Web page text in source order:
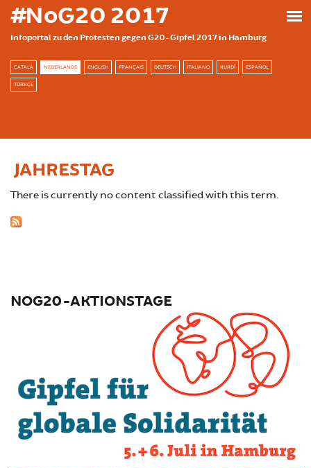
Skip to main content
#NoG20 2017
Infoportal zu den Protesten gegen G20-Gipfel 2017 in Hamburg
CATALÀ NEDERLANDS ENGLISH FRANÇAIS DEUTSCH ITALIANO KURDÎ ESPAÑOL
TÜRKÇE
JAHRESTAG
There is currently no content classified with this term.
NOG20-AKTIONSTAGE